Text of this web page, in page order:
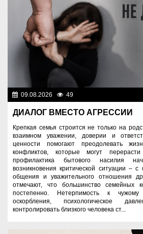
09.08.2026 49
ДИАЛОГ ВМЕСТО АГРЕССИИ
Крепкая семья строится не только на
взаимном уважении, доверии и
ценности помогают преодолевать
конфликтов, которые могут
профилактика бытового насилия
возникновения критической ситуации –
общения и уважительного отношения
отмечают, что большинство семейных
постепенно. Нетерпимость к
оскорбления, психологическое
контролировать близкого человека ст...